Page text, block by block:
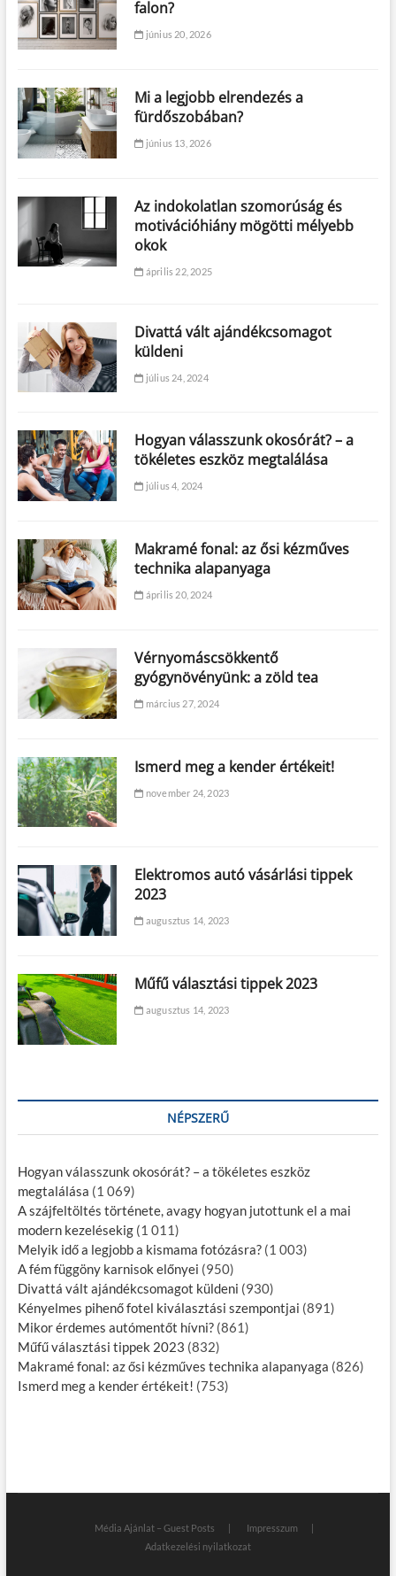
falon?
június 20, 2026
Mi a legjobb elrendezés a
fürdőszobában?
június 13, 2026
Az indokolatlan szomorúság és
motivációhiány mögötti mélyebb
okok
április 22, 2025
Divattá vált ajándékcsomagot
küldeni
július 24, 2024
Hogyan válasszunk okosórát? – a
tökéletes eszköz megtalálása
július 4, 2024
Makramé fonal: az ősi kézműves
technika alapanyaga
április 20, 2024
Vérnyomáscsökkentő
gyógynövényünk: a zöld tea
március 27, 2024
Ismerd meg a kender értékeit!
november 24, 2023
Elektromos autó vásárlási tippek
2023
augusztus 14, 2023
Műfű választási tippek 2023
augusztus 14, 2023
NÉPSZERŰ
Hogyan válasszunk okosórát? – a tökéletes eszköz
megtalálása (1 069)
A szájfeltöltés története, avagy hogyan jutottunk el a mai
modern kezelésekig (1 011)
Melyik idő a legjobb a kismama fotózásra? (1 003)
A fém függöny karnisok előnyei (950)
Divattá vált ajándékcsomagot küldeni (930)
Kényelmes pihenő fotel kiválasztási szempontjai (891)
Mikor érdemes autómentőt hívni? (861)
Műfű választási tippek 2023 (832)
Makramé fonal: az ősi kézműves technika alapanyaga (826)
Ismerd meg a kender értékeit! (753)
Média Ajánlat – Guest Posts
Impresszum
Adatkezelési nyilatkozat